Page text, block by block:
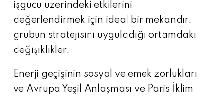
işgücü üzerindeki etkilerini
değerlendirmek için ideal bir mekandır.
grubun stratejisini uyguladığı ortamdaki
değişiklikler.
Enerji geçişinin sosyal ve emek zorlukları
ve Avrupa Yeşil Anlaşması ve Paris İklim